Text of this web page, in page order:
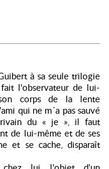
à sa seule trilogie
l'observateur de lui-
corps de la lente
qui ne m´a pas sauvé
du « je », il faut
de lui-même et de ses
et se cache, disparaît